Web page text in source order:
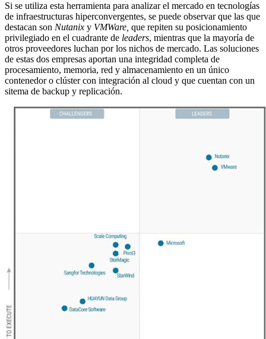
Si se utiliza esta herramienta para analizar el mercado en tecnologías
de infraestructuras hiperconvergentes, se puede observar que las que
destacan son Nutanix y VMWare, que repiten su posicionamiento
privilegiado en el cuadrante de leaders, mientras que la mayoría de
otros proveedores luchan por los nichos de mercado. Las soluciones
de estas dos empresas aportan una integridad completa de
procesamiento, memoria, red y almacenamiento en un único
contenedor o clúster con integración al cloud y que cuentan con un
sitema de backup y replicación.